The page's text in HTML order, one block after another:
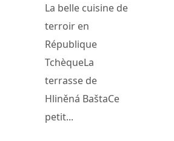
La belle cuisine de
terroir en
République
TchèqueLa
terrasse de
Hliněná BaštaCe
petit...